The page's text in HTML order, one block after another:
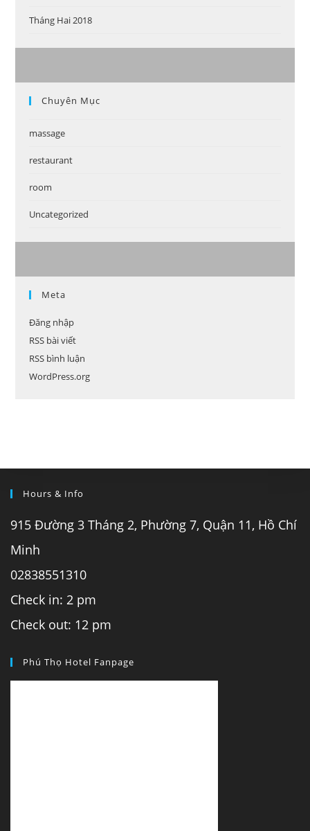
Tháng Hai 2018
Chuyên Mục
massage
restaurant
room
Uncategorized
Meta
Đăng nhập
RSS bài viết
RSS bình luận
WordPress.org
Hours & Info
915 Đường 3 Tháng 2, Phường 7, Quận 11, Hồ Chí
Minh
02838551310
Check in: 2 pm
Check out: 12 pm
Phú Thọ Hotel Fanpage